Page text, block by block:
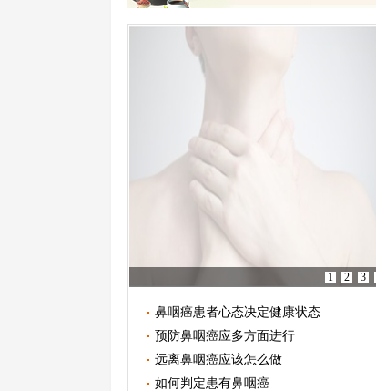
1 2 3
鼻咽癌患者心态决定健康状态
预防鼻咽癌应多方面进行
远离鼻咽癌应该怎么做
如何判定患有鼻咽癌